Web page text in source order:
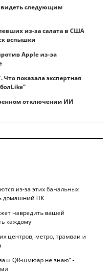
видеть следующим
из-за салата в США
вспышки
Apple из-за
показала экспертная
отключении ИИ
из-за этих банальных
домашний ПК
навредить вашей
каждому
центров, метро, трамваи и
QR-шмюар не знаю“ -